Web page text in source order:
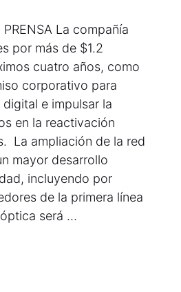
La compañía
por más de $1.2
cuatro años, como
corporativo para
e impulsar la
en la reactivación
La ampliación de la red
mayor desarrollo
incluyendo por
de la primera línea
será …